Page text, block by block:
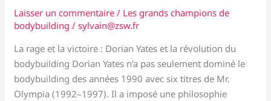
Laisser un commentaire / Les grands champions de
bodybuilding /sylvain@zsw.fr
La rage et la victoire : Dorian Yates et la révolution du
bodybuilding Dorian Yates n’a pas seulement dominé le
bodybuilding des années 1990 avec six titres de Mr.
Olympia (1992–1997). Il a imposé une philosophie